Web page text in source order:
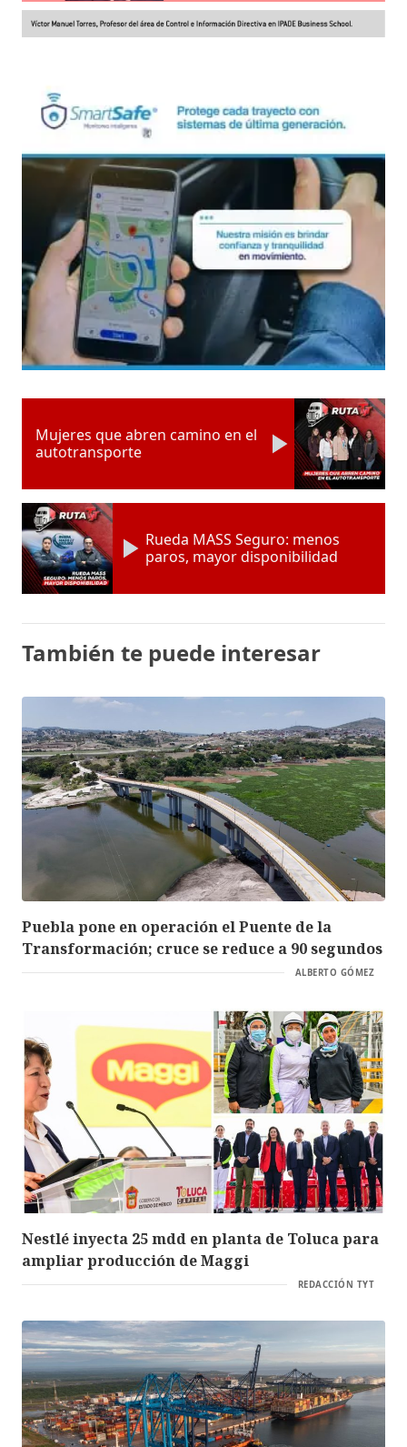
Mujeres que abren camino en el
autotransporte
Rueda MASS Seguro: menos
paros, mayor disponibilidad
También te puede interesar
Puebla pone en operación el Puente de la
Transformación; cruce se reduce a 90 segundos
ALBERTO GÓMEZ
Nestlé inyecta 25 mdd en planta de Toluca para
ampliar producción de Maggi
REDACCIÓN TYT